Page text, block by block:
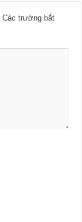
Các trường bắt